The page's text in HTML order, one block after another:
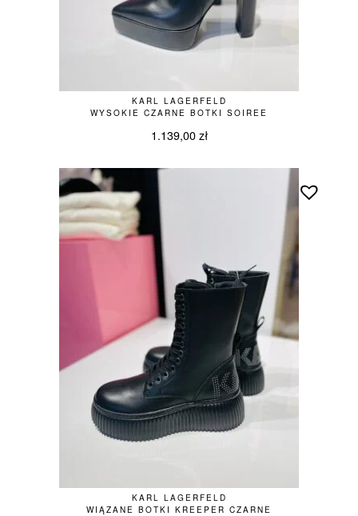
KARL LAGERFELD
WYSOKIE CZARNE BOTKI SOIREE
1.139,00 zł
KARL LAGERFELD
WIĄZANE BOTKI KREEPER CZARNE